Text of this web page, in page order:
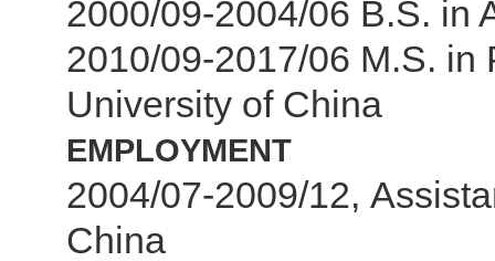
2000/09-2004/06 B.S. in
2010/09-2017/06 M.S. in
University of China
EMPLOYMENT
2004/07-2009/12,
China